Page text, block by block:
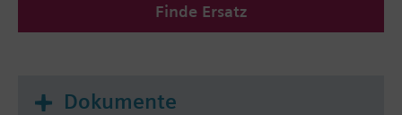
Finde Ersatz
Dokumente